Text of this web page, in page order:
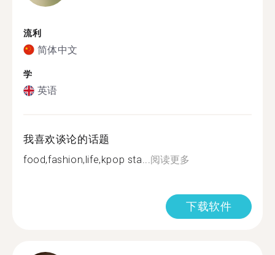
流利
简体中文
学
英语
我喜欢谈论的话题
food,fashion,life,kpop sta...阅读更多
下载软件